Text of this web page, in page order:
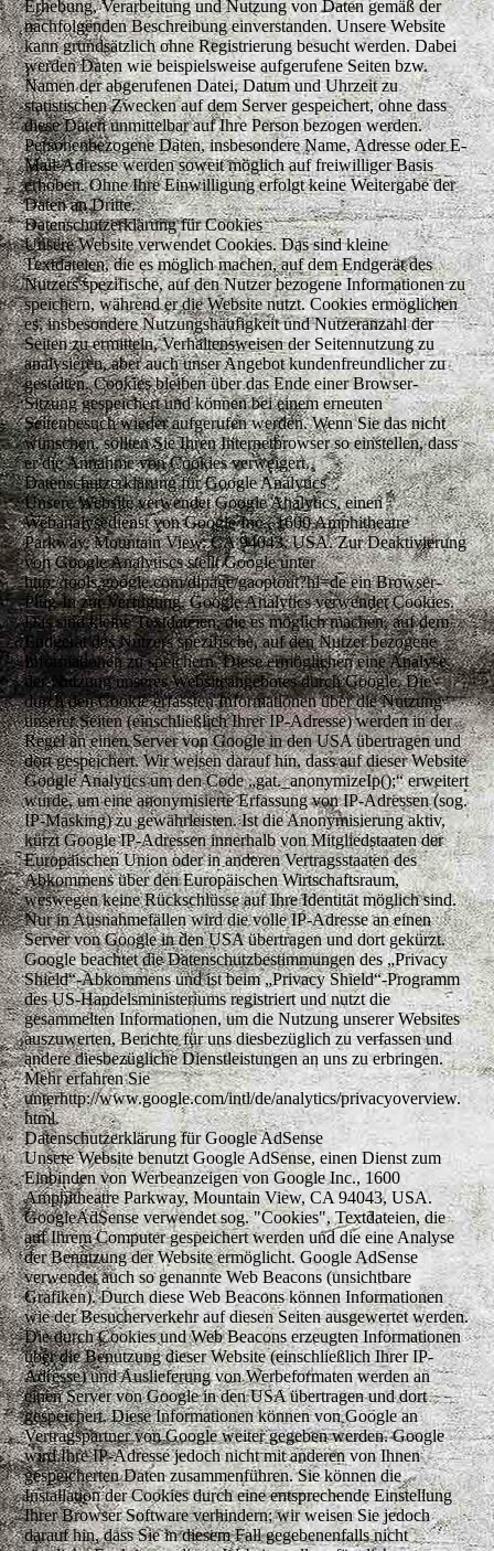
Erhebung, Verarbeitung und Nutzung von Daten gemäß der
nachfolgenden Beschreibung einverstanden. Unsere Website
kann grundsätzlich ohne Registrierung besucht werden. Dabei
werden Daten wie beispielsweise aufgerufene Seiten bzw.
Namen der abgerufenen Datei, Datum und Uhrzeit zu
statistischen Zwecken auf dem Server gespeichert, ohne dass
diese Daten unmittelbar auf Ihre Person bezogen werden.
Personenbezogene Daten, insbesondere Name, Adresse oder E-
Mail-Adresse werden soweit möglich auf freiwilliger Basis
erhoben. Ohne Ihre Einwilligung erfolgt keine Weitergabe der
Daten an Dritte.
Datenschutzerklärung für Cookies
Unsere Website verwendet Cookies. Das sind kleine
Textdateien, die es möglich machen, auf dem Endgerät des
Nutzers spezifische, auf den Nutzer bezogene Informationen zu
speichern, während er die Website nutzt. Cookies ermöglichen
es, insbesondere Nutzungshäufigkeit und Nutzeranzahl der
Seiten zu ermitteln, Verhaltensweisen der Seitennutzung zu
analysieren, aber auch unser Angebot kundenfreundlicher zu
gestalten. Cookies bleiben über das Ende einer Browser-
Sitzung gespeichert und können bei einem erneuten
Seitenbesuch wieder aufgerufen werden. Wenn Sie das nicht
wünschen, sollten Sie Ihren Internetbrowser so einstellen, dass
er die Annahme von Cookies verweigert.
Datenschutzerklärung für Google Analytics
Unsere Website verwendet Google Analytics, einen
Webanalysedienst von Google Inc., 1600 Amphitheatre
Parkway, Mountain View, CA 94043, USA. Zur Deaktivierung
von Google Analytiscs stellt Google unter
http://tools.google.com/dlpage/gaoptout?hl=de ein Browser-
Plug-In zur Verfügung. Google Analytics verwendet Cookies.
Das sind kleine Textdateien, die es möglich machen, auf dem
Endgerät des Nutzers spezifische, auf den Nutzer bezogene
Informationen zu speichern. Diese ermöglichen eine Analyse
der Nutzung unseres Websiteangebotes durch Google. Die
durch den Cookie erfassten Informationen über die Nutzung
unserer Seiten (einschließlich Ihrer IP-Adresse) werden in der
Regel an einen Server von Google in den USA übertragen und
dort gespeichert. Wir weisen darauf hin, dass auf dieser Website
Google Analytics um den Code „gat._anonymizeIp();“ erweitert
wurde, um eine anonymisierte Erfassung von IP-Adressen (sog.
IP-Masking) zu gewährleisten. Ist die Anonymisierung aktiv,
kürzt Google IP-Adressen innerhalb von Mitgliedstaaten der
Europäischen Union oder in anderen Vertragsstaaten des
Abkommens über den Europäischen Wirtschaftsraum,
weswegen keine Rückschlüsse auf Ihre Identität möglich sind.
Nur in Ausnahmefällen wird die volle IP-Adresse an einen
Server von Google in den USA übertragen und dort gekürzt.
Google beachtet die Datenschutzbestimmungen des „Privacy
Shield“-Abkommens und ist beim „Privacy Shield“-Programm
des US-Handelsministeriums registriert und nutzt die
gesammelten Informationen, um die Nutzung unserer Websites
auszuwerten, Berichte für uns diesbezüglich zu verfassen und
andere diesbezügliche Dienstleistungen an uns zu erbringen.
Mehr erfahren Sie
unterhttp://www.google.com/intl/de/analytics/privacyoverview.
html.
Datenschutzerklärung für Google AdSense
Unsere Website benutzt Google AdSense, einen Dienst zum
Einbinden von Werbeanzeigen von Google Inc., 1600
Amphitheatre Parkway, Mountain View, CA 94043, USA.
GoogleAdSense verwendet sog. "Cookies", Textdateien, die
auf Ihrem Computer gespeichert werden und die eine Analyse
der Benutzung der Website ermöglicht. Google AdSense
verwendet auch so genannte Web Beacons (unsichtbare
Grafiken). Durch diese Web Beacons können Informationen
wie der Besucherverkehr auf diesen Seiten ausgewertet werden.
Die durch Cookies und Web Beacons erzeugten Informationen
über die Benutzung dieser Website (einschließlich Ihrer IP-
Adresse) und Auslieferung von Werbeformaten werden an
einen Server von Google in den USA übertragen und dort
gespeichert. Diese Informationen können von Google an
Vertragspartner von Google weiter gegeben werden. Google
wird Ihre IP-Adresse jedoch nicht mit anderen von Ihnen
gespeicherten Daten zusammenführen. Sie können die
Installation der Cookies durch eine entsprechende Einstellung
Ihrer Browser Software verhindern; wir weisen Sie jedoch
darauf hin, dass Sie in diesem Fall gegebenenfalls nicht